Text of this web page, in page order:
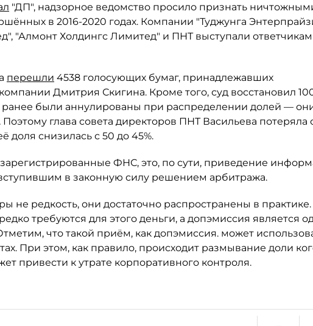
"ДП", надзорное ведомство просило признать
в 2016-2020 годах. Компании "Туджунга
"Алмонт Холдингс Лимитед" и ПНТ выступали
перешли 4538 голосующих бумаг, принадлежавших
Дмитрия Скигина. Кроме того, суд восстановил
ранее были аннулированы при распределении долей —
глава совета директоров ПНТ Васильева потеряла
доля снизилась с 50 до 45%.
ФНС, это, по сути, приведение
в законную силу решением арбитража.
не редкость, они достаточно распространены в практике.
требуются для этого деньги, а допэмиссия является
что такой приём, как допэмиссия. может
При этом, как правило, происходит размывание доли
привести к утрате корпоративного контроля.